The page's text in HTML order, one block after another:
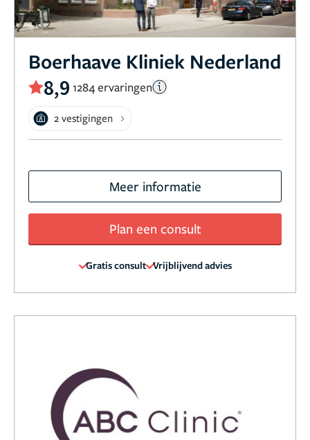
Boerhaave Kliniek Nederland
8,9 1284 ervaringen
2 vestigingen
Meer informatie
Plan een consult
Gratis consult Vrijblijvend advies